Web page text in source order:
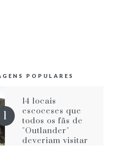
POPULARES
14 locais
escoceses que
todos os fãs de
"Outlander"
deveriam visitar